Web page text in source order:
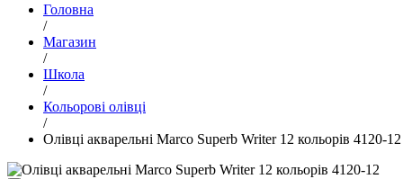
Головна
/
Магазин
/
Школа
/
Кольорові олівці
/
Олівці акварельні Marco Superb Writer 12 кольорів 4120-12